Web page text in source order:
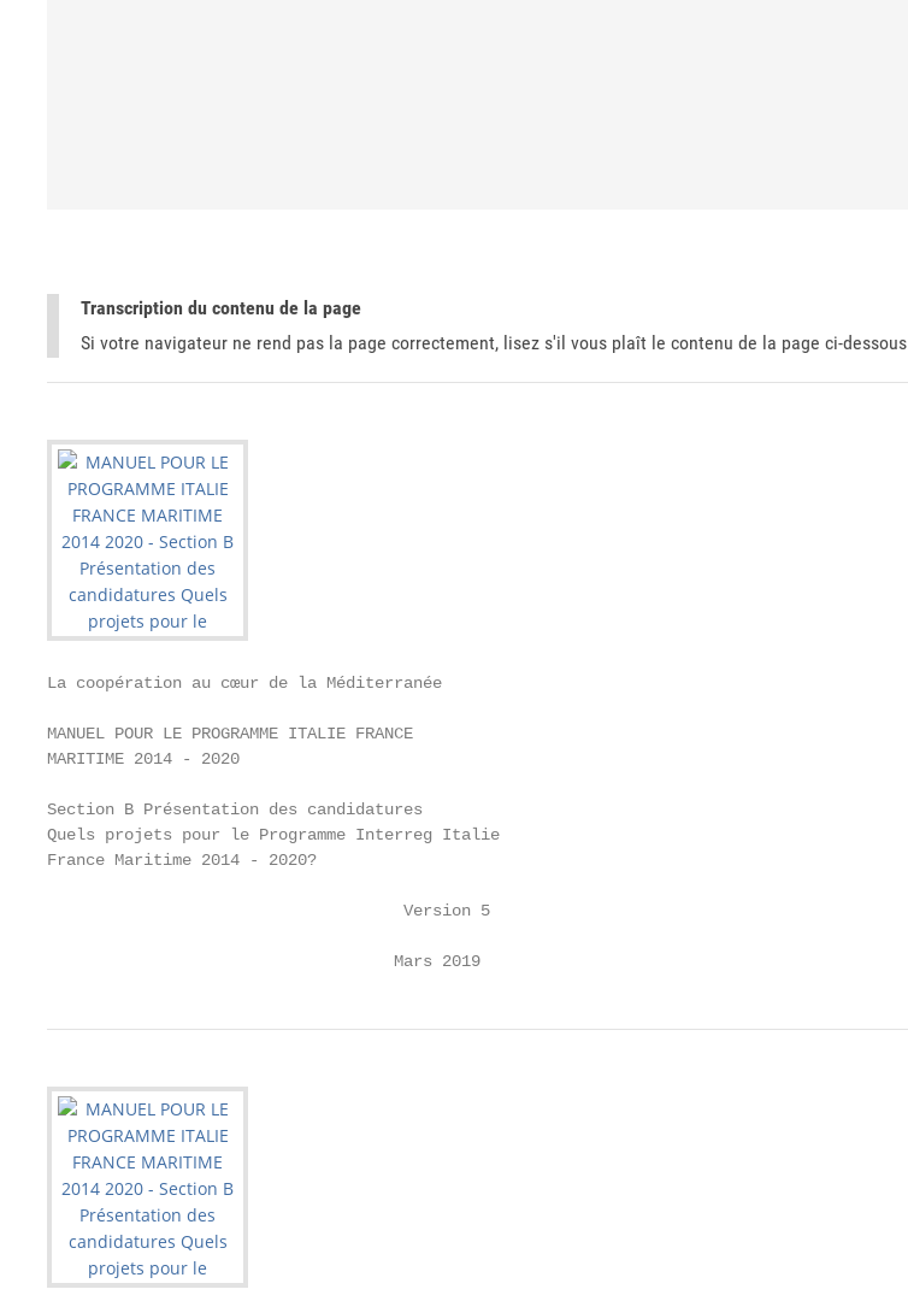
Transcription du contenu de la page
Si votre navigateur ne rend pas la page correctement, lisez s'il vous plaît le contenu de la page ci-dessous
La coopération au cœur de la Méditerranée
MANUEL POUR LE PROGRAMME ITALIE FRANCE
MARITIME 2014 - 2020
Section B Présentation des candidatures
Quels projets pour le Programme Interreg Italie
France Maritime 2014 - 2020?
                                     Version 5
                                    Mars 2019